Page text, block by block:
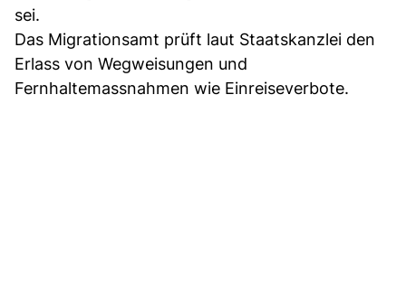
sei.
Das Migrationsamt prüft laut Staatskanzlei den
Erlass von Wegweisungen und
Fernhaltemassnahmen wie Einreiseverbote.